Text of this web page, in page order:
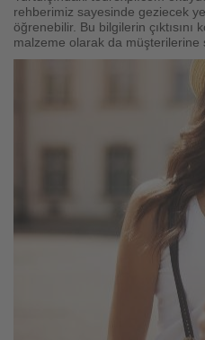
rehberimiz sayesinde geziecek
öğrenebilir. Bu bilgilerin çıktısını
malzeme olarak da müşterilerine